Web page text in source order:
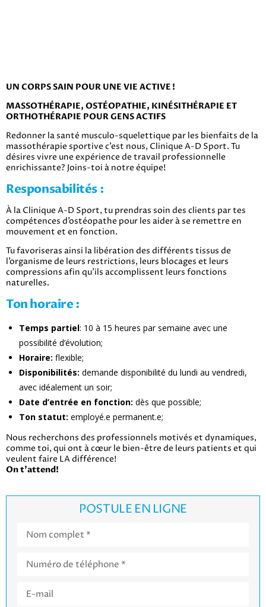
UN CORPS SAIN POUR UNE VIE ACTIVE !
MASSOTHÉRAPIE, OSTÉOPATHIE, KINÉSITHÉRAPIE ET
ORTHOTHÉRAPIE POUR GENS ACTIFS
Redonner la santé musculo-squelettique par les bienfaits de la
massothérapie sportive c’est nous, Clinique A-D Sport. Tu
désires vivre une expérience de travail professionnelle
enrichissante? Joins-toi à notre équipe!
Responsabilités :
À la Clinique A-D Sport, tu prendras soin des clients par tes
compétences d’ostéopathe pour les aider à se remettre en
mouvement et en fonction.
Tu favoriseras ainsi la libération des différents tissus de
l’organisme de leurs restrictions, leurs blocages et leurs
compressions afin qu’ils accomplissent leurs fonctions
naturelles.
Ton horaire :
Temps partiel: 10 à 15 heures par semaine avec une
possibilité d’évolution;
Horaire: flexible;
Disponibilités: demande disponibilité du lundi au vendredi,
avec idéalement un soir;
Date d’entrée en fonction: dès que possible;
Ton statut: employé.e permanent.e;
Nous recherchons des professionnels motivés et dynamiques,
comme toi, qui ont à cœur le bien-être de leurs patients et qui
veulent faire LA différence!
On t’attend!
POSTULE EN LIGNE